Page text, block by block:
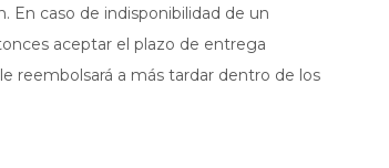
En caso de indisponibilidad de un
aceptar el plazo de entrega
reembolsará a más tardar dentro de los